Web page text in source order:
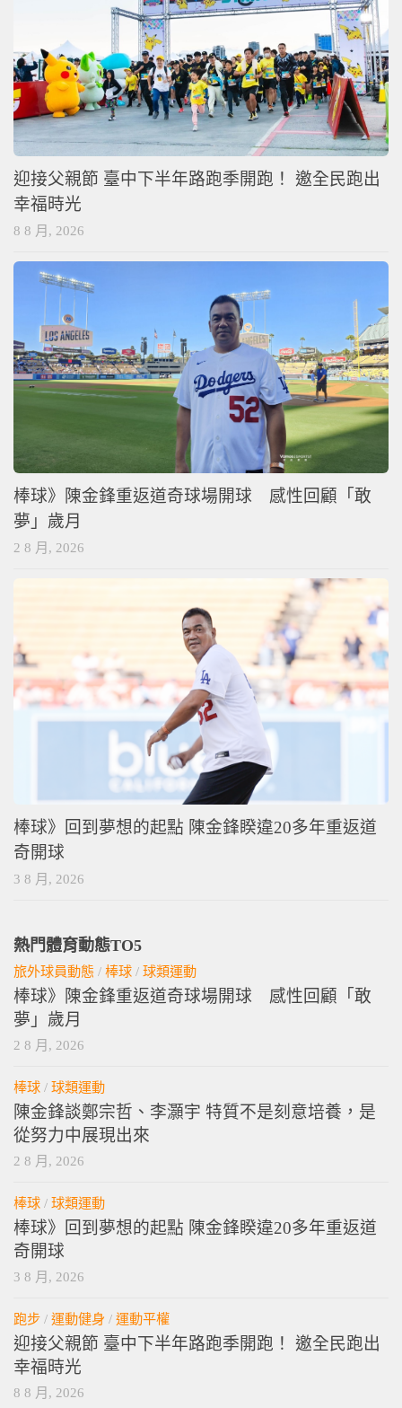
迎接父親節 臺中下半年路跑季開跑！ 邀全民跑出
幸福時光
8 8 月, 2026
棒球》陳金鋒重返道奇球場開球 感性回顧「敢
夢」歲月
2 8 月, 2026
棒球》回到夢想的起點 陳金鋒睽違20多年重返道
奇開球
3 8 月, 2026
熱門體育動態TO5
旅外球員動態 / 棒球 / 球類運動
棒球》陳金鋒重返道奇球場開球 感性回顧「敢
夢」歲月
2 8 月, 2026
棒球 / 球類運動
陳金鋒談鄭宗哲、李灝宇 特質不是刻意培養，是
從努力中展現出來
2 8 月, 2026
棒球 / 球類運動
棒球》回到夢想的起點 陳金鋒睽違20多年重返道
奇開球
3 8 月, 2026
跑步 / 運動健身 / 運動平權
迎接父親節 臺中下半年路跑季開跑！ 邀全民跑出
幸福時光
8 8 月, 2026